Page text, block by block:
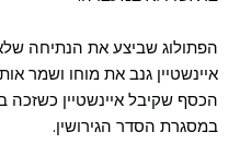
הפתולוג שביצע את הנתיחה
איינשטיין גנב את מוחו ושמר אותו
הכסף שקיבל איינשטיין
במסגרת הסדר הגירושין.